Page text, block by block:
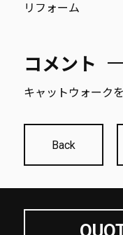
リフォーム
コメント
キャットウォーク
Back